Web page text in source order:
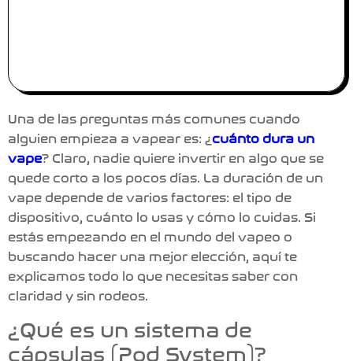
Una de las preguntas más comunes cuando
alguien empieza a vapear es: ¿cuánto dura un
vape? Claro, nadie quiere invertir en algo que se
quede corto a los pocos días. La duración de un
vape depende de varios factores: el tipo de
dispositivo, cuánto lo usas y cómo lo cuidas. Si
estás empezando en el mundo del vapeo o
buscando hacer una mejor elección, aquí te
explicamos todo lo que necesitas saber con
claridad y sin rodeos.
¿Qué es un sistema de
cápsulas (Pod System)?